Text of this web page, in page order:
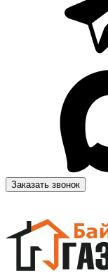
Заказать звонок